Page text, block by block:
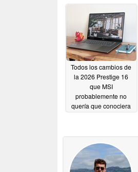
Todos los cambios de
la 2026 Prestige 16
que MSI
probablemente no
quería que conociera